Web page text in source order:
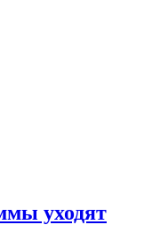
уходят